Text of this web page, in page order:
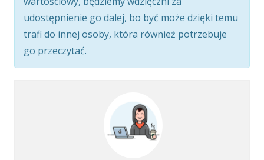
udostępnienie go dalej, bo być może dzięki temu
trafi do innej osoby, która również potrzebuje
go przeczytać.